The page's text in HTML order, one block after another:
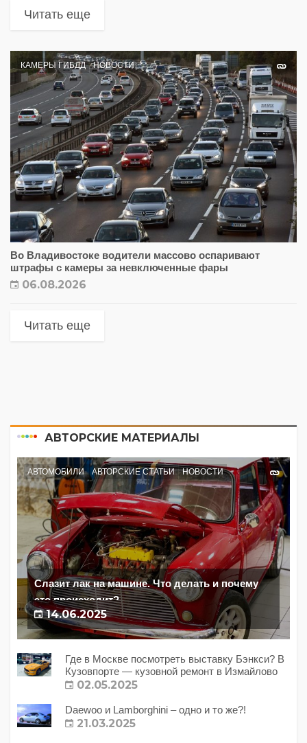
Читать еще
КАМЕРЫ ГИБДД НОВОСТИ
Во Владивостоке водители массово оспаривают
штрафы с камеры за невключенные фары
06.08.2026
Читать еще
АВТОРСКИЕ МАТЕРИАЛЫ
АВТОМОБИЛИ АВТОРСКИЕ СТАТЬИ НОВОСТИ
Слазит лак на машине. Что делать и почему
это происходит?
14.06.2025
Где в Москве посмотреть выставку Бэнкси? В
Кузовпорте — кузовной ремонт в Измайлово
02.05.2025
Daewoo и Lamborghini – одно и то же?!
21.03.2025